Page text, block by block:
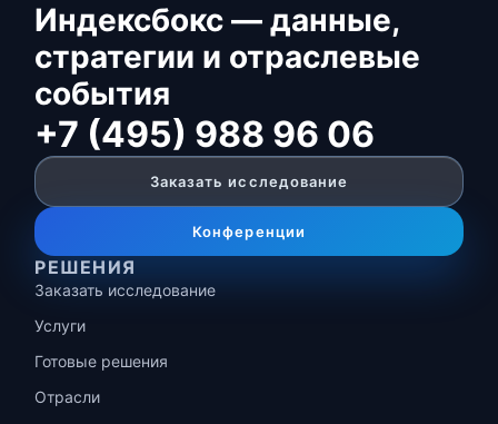
Индексбокс — данные,
стратегии и отраслевые
события
+7 (495) 988 96 06
Заказать исследование
Конференции
РЕШЕНИЯ
Заказать исследование
Услуги
Готовые решения
Отрасли